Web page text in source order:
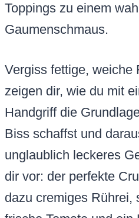
Toppings zu einem
Gaumenschmaus.
Vergiss fettige, weiche
zeigen dir, wie du mit
Handgriff die
Biss schaffst und
unglaublich leckeres
dir vor: der perfekte
dazu cremiges Rührei,